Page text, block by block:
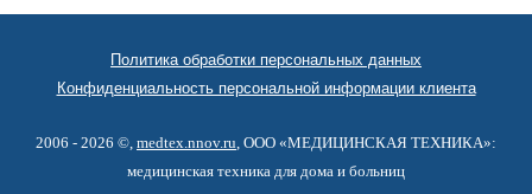
Политика обработки персональных данных
Конфиденциальность персональной информации клиента
2006 - 2026 ©, medtex.nnov.ru , ООО «МЕДИЦИНСКАЯ ТЕХНИКА»:
медицинская техника для дома и больниц